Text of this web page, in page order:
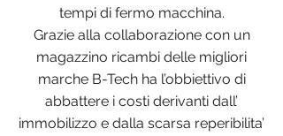
tempi di fermo macchina.
Grazie alla collaborazione con un
magazzino ricambi delle migliori
marche B-Tech ha l’obbiettivo di
abbattere i costi derivanti dall’
immobilizzo e dalla scarsa reperibilita’